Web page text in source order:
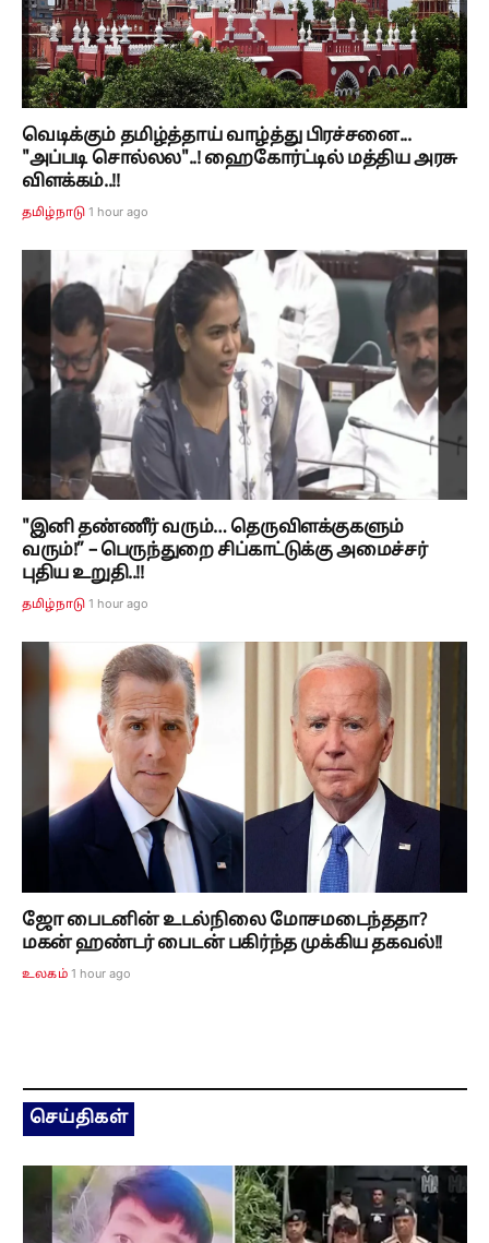
வெடிக்கும் தமிழ்த்தாய் வாழ்த்து பிரச்சனை...
"அப்படி சொல்லல"..! ஹைகோர்ட்டில் மத்திய அரசு
விளக்கம்..!!
தமிழ்நாடு 1 hour ago
"இனி தண்ணீர் வரும்… தெருவிளக்குகளும்
வரும்!” – பெருந்துறை சிப்காட்டுக்கு அமைச்சர்
புதிய உறுதி..!!
தமிழ்நாடு 1 hour ago
ஜோ பைடனின் உடல்நிலை மோசமடைந்ததா?
மகன் ஹண்டர் பைடன் பகிர்ந்த முக்கிய தகவல்!!
உலகம் 1 hour ago
செய்திகள்